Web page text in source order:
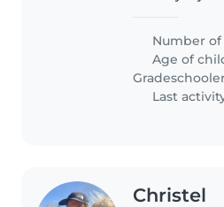
Number of
Age of
Last
Christel